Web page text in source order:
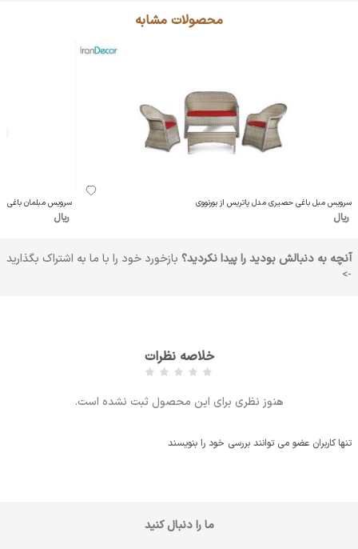
محصولات مشابه
سرویس مبل باغی حصیری مدل پاتریس از بورنووی
ریال
سرویس مبلمان باغی
ریال
آنچه به دنبالش بودید را پیدا نکردید؟ بازخورد خود را با ما به اشتراک بگذارید
->
خلاصه نظرات
هنوز نظری برای این محصول ثبت نشده است.
تنها کاربران عضو می توانند بررسی خود را بنویسند
ما را دنبال کنید